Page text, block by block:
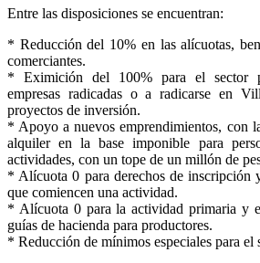
Entre las disposiciones se encuentran:
* Reducción del 10% en las alícuotas,
comerciantes.
* Eximición del 100% para el sector
empresas radicadas o a radicarse en
proyectos de inversión.
* Apoyo a nuevos emprendimientos, con
alquiler en la base imponible para
actividades, con un tope de un millón de
* Alícuota 0 para derechos de inscripción
que comiencen una actividad.
* Alícuota 0 para la actividad primaria y
guías de hacienda para productores.
* Reducción de mínimos especiales para el